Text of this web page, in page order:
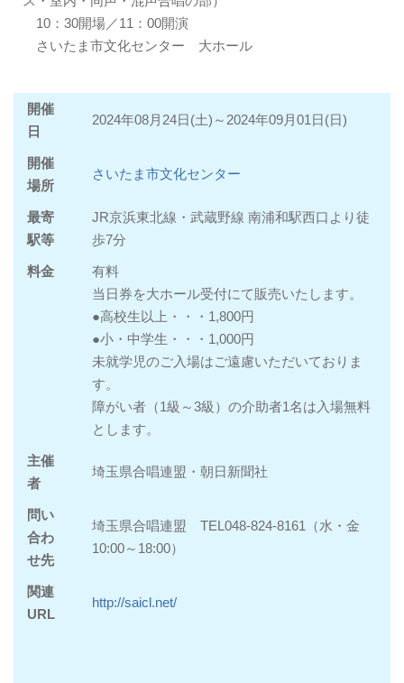
10：30開場／11：00開演
さいたま市文化センター 大ホール
開催
日
2024年08月24日(土)～2024年09月01日(日)
開催
場所
さいたま市文化センター
最寄
駅等
JR京浜東北線・武蔵野線 南浦和駅西口より徒
歩7分
料金
有料
当日券を大ホール受付にて販売いたします。
●高校生以上・・・1,800円
●小・中学生・・・1,000円
未就学児のご入場はご遠慮いただいておりま
す。
障がい者（1級～3級）の介助者1名は入場無料
とします。
主催
者
埼玉県合唱連盟・朝日新聞社
問い
合わ
せ先
埼玉県合唱連盟 TEL048‐824‐8161（水・金
10:00～18:00）
関連
URL
http://saicl.net/